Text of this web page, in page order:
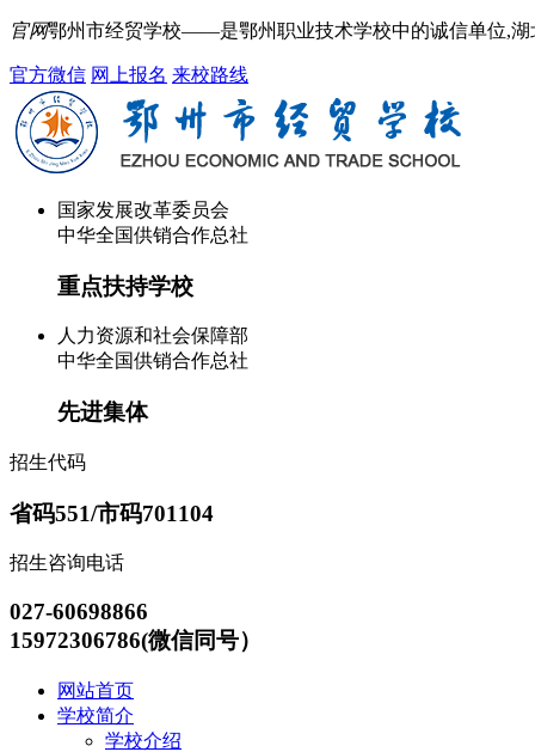
官网鄂州市经贸学校——是鄂州职业技术学校中的诚信单位,
官方微信 网上报名 来校路线
国家发展改革委员会
中华全国供销合作总社
重点扶持学校
人力资源和社会保障部
中华全国供销合作总社
先进集体
招生代码
省码551/市码701104
招生咨询电话
027-60698866
15972306786(微信同号）
网站首页
学校简介
学校介绍